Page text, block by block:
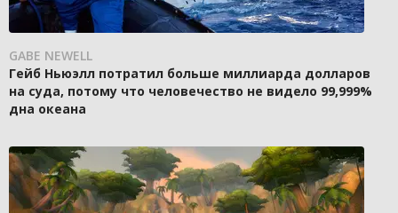
GABE NEWELL
Гейб Ньюэлл потратил больше миллиарда долларов
на суда, потому что человечество не видело 99,999%
дна океана